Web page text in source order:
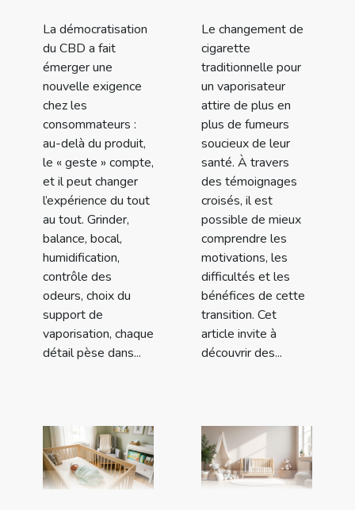
La démocratisation
du CBD a fait
émerger une
nouvelle exigence
chez les
consommateurs :
au-delà du produit,
le « geste » compte,
et il peut changer
l’expérience du tout
au tout. Grinder,
balance, bocal,
humidification,
contrôle des
odeurs, choix du
support de
vaporisation, chaque
détail pèse dans...
Le changement de
cigarette
traditionnelle pour
un vaporisateur
attire de plus en
plus de fumeurs
soucieux de leur
santé. À travers
des témoignages
croisés, il est
possible de mieux
comprendre les
motivations, les
difficultés et les
bénéfices de cette
transition. Cet
article invite à
découvrir des...